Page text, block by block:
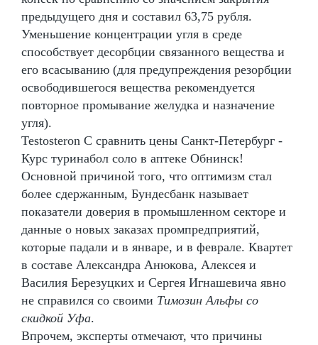
предыдущего дня и составил 63,75 рубля.
Уменьшение концентрации угля в среде
способствует десорбции связанного вещества и
его всасыванию (для предупреждения резорбции
освободившегося вещества рекомендуется
повторное промывание желудка и назначение
угля).
Testosteron C сравнить цены Санкт-Петербург -
Курс туринабол соло в аптеке Обнинск!
Основной причиной того, что оптимизм стал
более сдержанным, Бундесбанк называет
показатели доверия в промышленном секторе и
данные о новых заказах промпредприятий,
которые падали и в январе, и в феврале. Квартет
в составе Александра Анюкова, Алексея и
Василия Березуцких и Сергея Игнашевича явно
не справился со своими Tимозин Альфы со
скидкой Уфа.
Впрочем, эксперты отмечают, что причины